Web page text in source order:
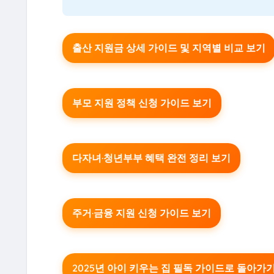
출산 지원금 상세 가이드 및 지역별 비교 보기
부모 지원 정책 신청 가이드 보기
다자녀·청년부부 혜택 완전 정리 보기
주거·금융 지원 신청 가이드 보기
2025년 아이 키우는 집 필독 가이드로 돌아가